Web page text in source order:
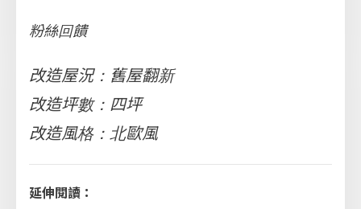
粉絲回饋
改造屋況：舊屋翻新
改造坪數：四坪
改造風格：北歐風
延伸閱讀：